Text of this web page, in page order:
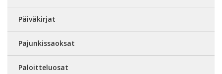
Päiväkirjat
Pajunkissaoksat
Paloitteluosat